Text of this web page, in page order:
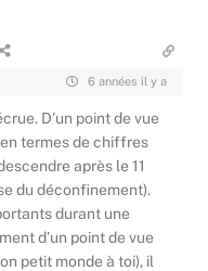
6 années il y a
D’un point de vue
termes de chiffres
après le 11
du déconfinement).
durant une
d’un point de vue
petit monde à toi), il